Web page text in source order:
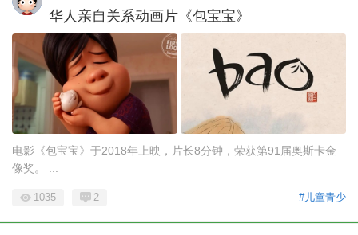
华人亲自关系动画片《包宝宝》
电影《包宝宝》于2018年上映，片长8分钟，荣获第91届奥斯卡金
像奖。 ...
#儿童青少
1035 2